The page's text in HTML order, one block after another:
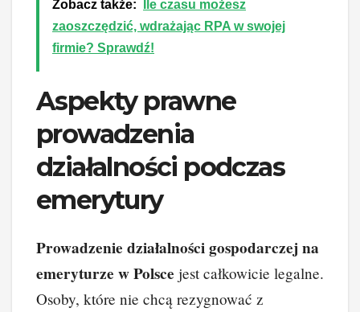
Zobacz także:
Ile czasu możesz
zaoszczędzić, wdrażając RPA w swojej
firmie? Sprawdź!
Aspekty prawne
prowadzenia
działalności podczas
emerytury
Prowadzenie działalności gospodarczej na
emeryturze w Polsce jest całkowicie legalne.
Osoby, które nie chcą rezygnować z